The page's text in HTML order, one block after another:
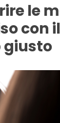
le
con
giusto